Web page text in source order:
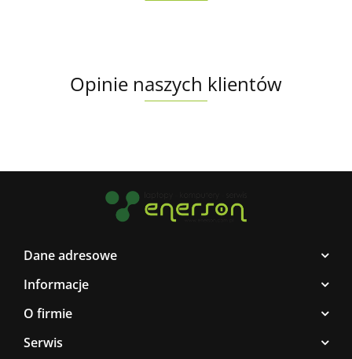
Opinie naszych klientów
Dane adresowe
Informacje
O firmie
Serwis